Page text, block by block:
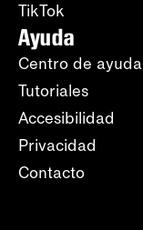
TikTok
Ayuda
Centro de ayuda
Tutoriales
Accesibilidad
Privacidad
Contacto